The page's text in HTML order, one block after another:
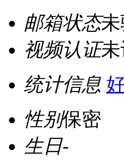
邮箱状态
视频认证
统计信息
性别保密
生日-